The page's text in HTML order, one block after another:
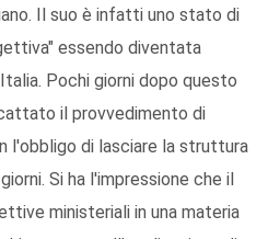
Il suo è infatti uno stato di
essendo diventata
Pochi giorni dopo questo
il provvedimento di
l'obbligo di lasciare la struttura
Si ha l'impressione che il
ministeriali in una materia